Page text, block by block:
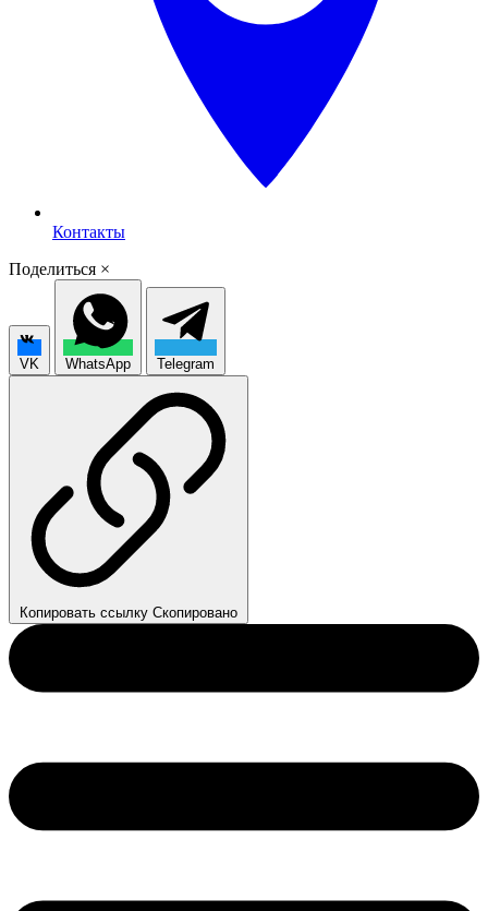
Контакты
Поделиться ×
VK WhatsApp Telegram
Копировать ссылку Скопировано